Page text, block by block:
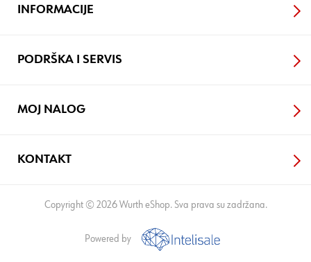
INFORMACIJE
PODRŠKA I SERVIS
MOJ NALOG
KONTAKT
Copyright © 2026 Wurth eShop. Sva prava su zadržana.
Powered by